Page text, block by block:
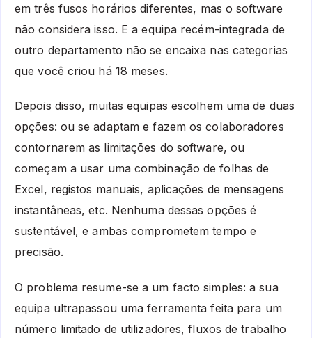
em três fusos horários diferentes, mas o software
não considera isso. E a equipa recém-integrada de
outro departamento não se encaixa nas categorias
que você criou há 18 meses.
Depois disso, muitas equipas escolhem uma de duas
opções: ou se adaptam e fazem os colaboradores
contornarem as limitações do software, ou
começam a usar uma combinação de folhas de
Excel, registos manuais, aplicações de mensagens
instantâneas, etc. Nenhuma dessas opções é
sustentável, e ambas comprometem tempo e
precisão.
O problema resume-se a um facto simples: a sua
equipa ultrapassou uma ferramenta feita para um
número limitado de utilizadores, fluxos de trabalho